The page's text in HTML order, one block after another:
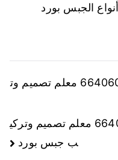
الجبس بورد
تركيب جبس بورد الرقعي 66406055 معلم تصميم وت
تركيب جبس بورد تيماء 66406055 معلم تصميم وتركي
ب جبس بورد